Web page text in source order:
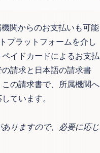
関からのお支払いも可能
プラットフォームを介し
イドカードによるお支払
請求と日本語の請求書
の請求書で、所属機関へ
ています。
りますので、必要に応じ